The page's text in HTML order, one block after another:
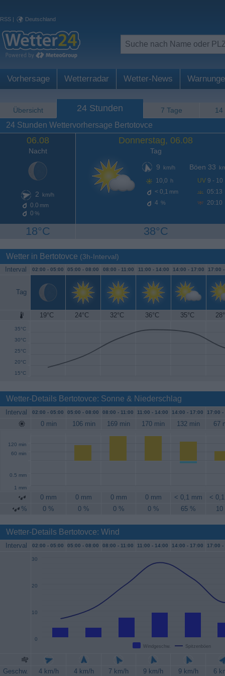
RSS | Deutschland
Vorhersage Wetterradar Wetter-News
Übersicht 24 Stunden 7 Tage 14
24 Stunden Wettervorhersage Bertotovce
06.08
Nacht
2 km/h
0.0 mm
0 %
18°C
Donnerstag, 06.08
Tag
9
km/h
10,0 h
< 0,1 mm
4 %
Böen 33
UV9 - 10
05:13
20:10
38°C
Wetter in Bertotovce (3h-Interval)
Interval 02:00 - 05:00 05:00 - 08:00 08:00 - 11:00 11:00 - 14:00 14:00 - 17:00 17:00
Tag
19°C 24°C 32°C 36°C 35°C
15°C
20°C
25°C
30°C
35°C
40°C
Wetter-Details Bertotovce: Sonne & Niederschlag
Interval 02:00 - 05:00 05:00 - 08:00 08:00 - 11:00 11:00 - 14:00 14:00 - 17:00 17:00 -
0 min 106 min 169 min 170 min 132 min 67
60 min
120 min
0.5 mm
1 mm
0 mm 0 mm 0 mm 0 mm < 0,1 mm
<
%
0 % 0 % 0 % 0 % 65 % 10
Wetter-Details Bertotovce: Wind
Interval 02:00 - 05:00 05:00 - 08:00 08:00 - 11:00 11:00 - 14:00 14:00 - 17:00 17:00 -
Windgeschw. Spitzenböen
0
10
20
30
Geschw. 4 km/h 4 km/h 7 km/h 9 km/h 9 km/h
6